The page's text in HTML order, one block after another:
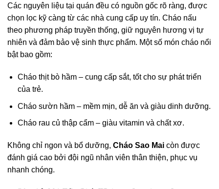
Các nguyên liệu tại quán đều có nguồn gốc rõ ràng, được
chọn lọc kỹ càng từ các nhà cung cấp uy tín. Cháo nấu
theo phương pháp truyền thống, giữ nguyên hương vị tự
nhiên và đảm bảo vệ sinh thực phẩm. Một số món cháo nổi
bật bao gồm:
Cháo thịt bò hầm – cung cấp sắt, tốt cho sự phát triển
của trẻ.
Cháo sườn hầm – mềm mịn, dễ ăn và giàu dinh dưỡng.
Cháo rau củ thập cẩm – giàu vitamin và chất xơ.
Không chỉ ngon và bổ dưỡng, Cháo Sao Mai còn được
đánh giá cao bởi đội ngũ nhân viên thân thiện, phục vụ
nhanh chóng.